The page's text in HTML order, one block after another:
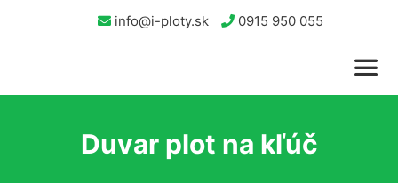
info@i-ploty.sk 0915 950 055
Duvar plot na kľúč